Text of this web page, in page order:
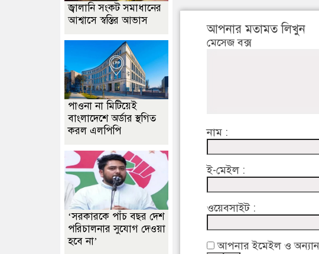
আপনার মতামত লিখুন
মেসেজ বক্স
নাম :
ই-মেইল :
ওয়েবসাইট :
আপনার ইমেইল ও
জ্বালানি সংকট সমাধানের
আশ্বাসে স্বস্তির আভাস
পাওনা না মিটিয়েই
বাংলাদেশে অর্ডার স্থগিত
করল এলপিপি
‘সরকারকে পাঁচ বছর দেশ
পরিচালনার সুযোগ দেওয়া
হবে না’